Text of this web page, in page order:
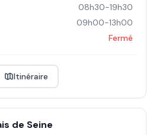
08h30-19h30
09h00-13h00
Fermé
Itinéraire
de Seine